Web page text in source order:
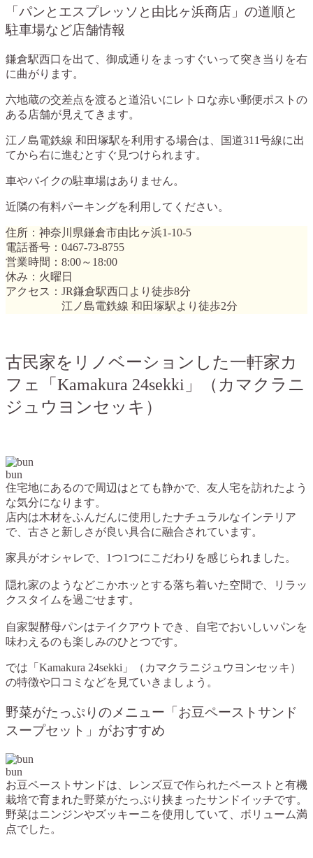
「パンとエスプレッソと由比ヶ浜商店」の道順と
駐車場など店舗情報
鎌倉駅西口を出て、御成通りをまっすぐいって突き当りを右
に曲がります。
六地蔵の交差点を渡ると道沿いにレトロな赤い郵便ポストの
ある店舗が見えてきます。
江ノ島電鉄線 和田塚駅を利用する場合は、国道311号線に出
てから右に進むとすぐ見つけられます。
車やバイクの駐車場はありません。
近隣の有料パーキングを利用してください。
住所：神奈川県鎌倉市由比ヶ浜1-10-5
電話番号：0467-73-8755
営業時間：8:00～18:00
休み：火曜日
アクセス：JR鎌倉駅西口より徒歩8分
江ノ島電鉄線 和田塚駅より徒歩2分
古民家をリノベーションした一軒家カ
フェ「Kamakura 24sekki」（カマクラニ
ジュウヨンセッキ）
bun
住宅地にあるので周辺はとても静かで、友人宅を訪れたよう
な気分になります。
店内は木材をふんだんに使用したナチュラルなインテリア
で、古さと新しさが良い具合に融合されています。
家具がオシャレで、1つ1つにこだわりを感じられました。
隠れ家のようなどこかホッとする落ち着いた空間で、リラッ
クスタイムを過ごせます。
自家製酵母パンはテイクアウトでき、自宅でおいしいパンを
味わえるのも楽しみのひとつです。
では 「Kamakura 24sekki」（カマクラニジュウヨンセッキ）
の特徴や口コミなどを見ていきましょう。
野菜がたっぷりのメニュー「お豆ペーストサンド
スープセット」がおすすめ
bun
お豆ペーストサンドは、レンズ豆で作られたペーストと有機
栽培で育まれた野菜がたっぷり挟まったサンドイッチです。
野菜はニンジンやズッキーニを使用していて、ボリューム満
点でした。